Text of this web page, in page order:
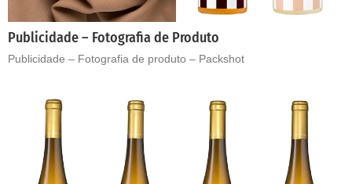
Publicidade – Fotografia de Produto
Publicidade – Fotografia de produto – Packshot